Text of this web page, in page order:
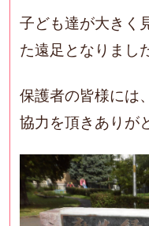
子ども達が大きく
た遠足となりまし
保護者の皆様には
協力を頂きありが